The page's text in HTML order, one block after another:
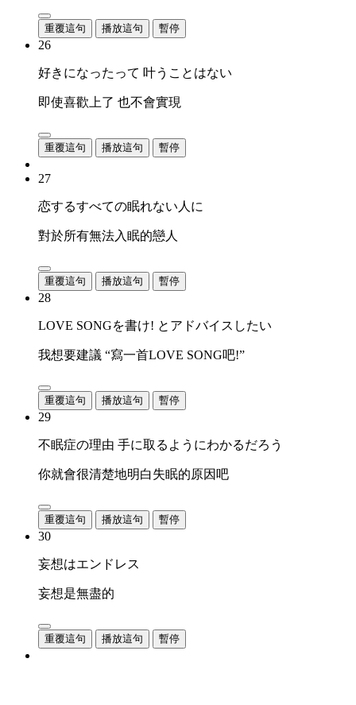
重覆這句 播放這句 暫停
26
好きになったって 叶うことはない
即使喜歡上了 也不會實現
重覆這句 播放這句 暫停
27
恋するすべての眠れない人に
對於所有無法入眠的戀人
重覆這句 播放這句 暫停
28
LOVE SONGを書け! とアドバイスしたい
我想要建議 “寫一首LOVE SONG吧!”
重覆這句 播放這句 暫停
29
不眠症の理由 手に取るようにわかるだろう
你就會很清楚地明白失眠的原因吧
重覆這句 播放這句 暫停
30
妄想はエンドレス
妄想是無盡的
重覆這句 播放這句 暫停